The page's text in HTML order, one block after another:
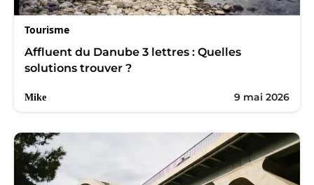
Tourisme
Affluent du Danube 3 lettres : Quelles
solutions trouver ?
Mike 9 mai 2026